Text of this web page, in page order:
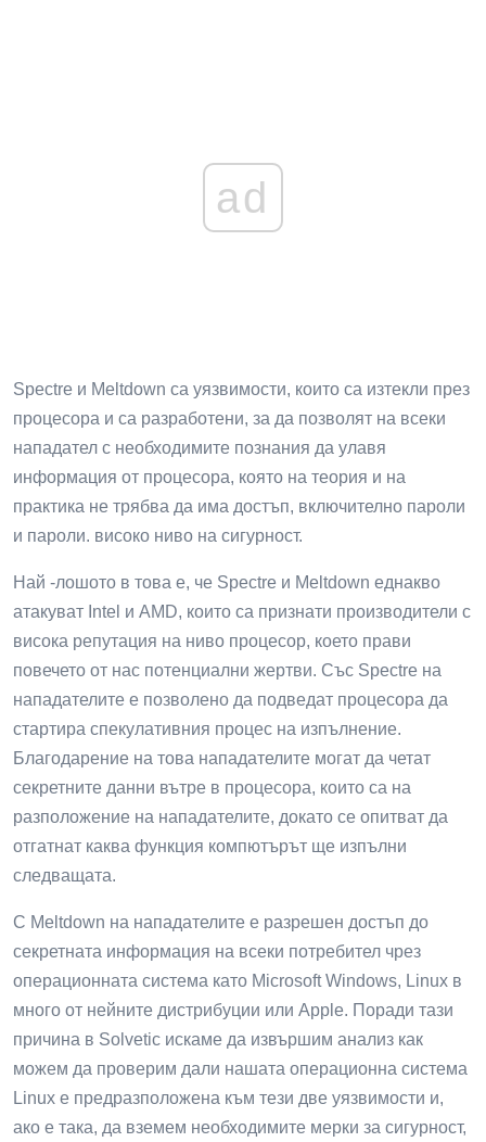
ad
Spectre и Meltdown са уязвимости, които са изтекли през
процесора и са разработени, за да позволят на всеки
нападател с необходимите познания да улавя
информация от процесора, която на теория и на
практика не трябва да има достъп, включително пароли
и пароли. високо ниво на сигурност.
Най -лошото в това е, че Spectre и Meltdown еднакво
атакуват Intel и AMD, които са признати производители с
висока репутация на ниво процесор, което прави
повечето от нас потенциални жертви. Със Spectre на
нападателите е позволено да подведат процесора да
стартира спекулативния процес на изпълнение.
Благодарение на това нападателите могат да четат
секретните данни вътре в процесора, които са на
разположение на нападателите, докато се опитват да
отгатнат каква функция компютърът ще изпълни
следващата.
С Meltdown на нападателите е разрешен достъп до
секретната информация на всеки потребител чрез
операционната система като Microsoft Windows, Linux в
много от нейните дистрибуции или Apple. Поради тази
причина в Solvetic искаме да извършим анализ как
можем да проверим дали нашата операционна система
Linux е предразположена към тези две уязвимости и,
ако е така, да вземем необходимите мерки за сигурност,